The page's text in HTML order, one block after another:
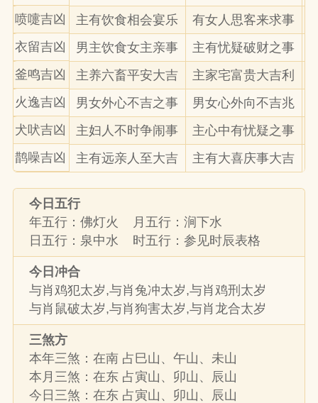
喷嚏吉凶
主有饮食相会宴乐 有女人思客来求事
衣留吉凶
男主饮食女主亲事 主有忧疑破财之事
釜鸣吉凶
主养六畜平安大吉 主家宅富贵大吉利
火逸吉凶
男女外心不吉之事 男女心外向不吉兆
犬吠吉凶
主妇人不时争闹事 主心中有忧疑之事
鹊噪吉凶
主有远亲人至大吉 主有大喜庆事大吉
今日五行
年五行：佛灯火 月五行：涧下水
日五行：泉中水 时五行：参见时辰表格
今日冲合
与肖鸡犯太岁,与肖兔冲太岁,与肖鸡刑太岁
与肖鼠破太岁,与肖狗害太岁,与肖龙合太岁
三煞方
本年三煞：在南 占巳山、午山、未山
本月三煞：在东 占寅山、卯山、辰山
今日三煞：在东 占寅山、卯山、辰山